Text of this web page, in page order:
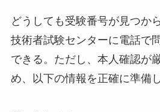
どうしても受験番号が見つか
技術者試験センターに電話で
できる。ただし、本人確認が
め、以下の情報を正確に準備